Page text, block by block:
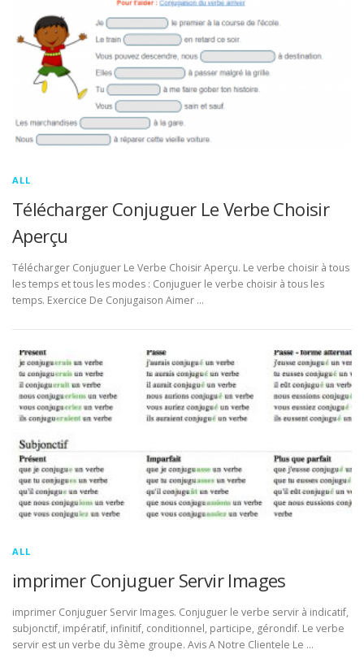
ALL
Télécharger Conjuguer Le Verbe Choisir
Aperçu
Télécharger Conjuguer Le Verbe Choisir Aperçu. Le verbe choisir à tous
les temps et tous les modes : Conjuguer le verbe choisir à tous les
temps. Exercice De Conjugaison Aimer …
ALL
imprimer Conjuguer Servir Images
imprimer Conjuguer Servir Images. Conjuguer le verbe servir à indicatif,
subjonctif, impératif, infinitif, conditionnel, participe, gérondif. Le verbe
servir est un verbe du 3ème groupe. Avis A Notre Clientele Le …